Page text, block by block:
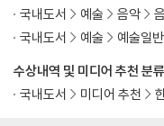
수상내역 및 미디어 추천 분류
국내도서
미디어 추천
국내도서
예술 음악
국내도서
예술 예술일